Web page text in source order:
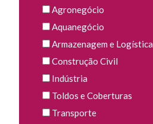
Agronegócio
Aquanegócio
Armazenagem e Logística
Construção Civil
Indústria
Toldos e Coberturas
Transporte